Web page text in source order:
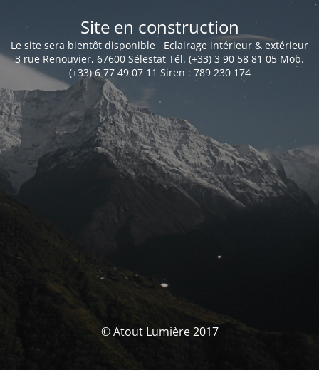
Site en construction
Le site sera bientôt disponible Eclairage intérieur & extérieur
3 rue Renouvier, 67600 Sélestat Tél. (+33) 3 90 58 81 05 Mob.
(+33) 6 77 49 07 11 Siren : 789 230 174
© Atout Lumière 2017